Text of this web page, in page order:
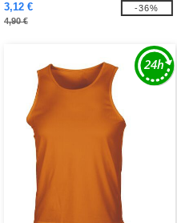
3,12 €
4,90 €
-36%